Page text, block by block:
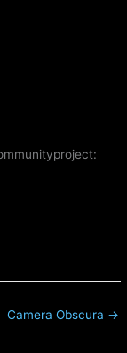
Camera Obscura →